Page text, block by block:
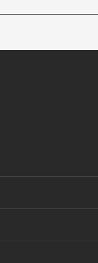
LinkedIn